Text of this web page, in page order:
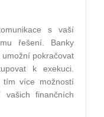
s vaší
řešení. Banky
pokračovat
k exekuci.
více možností
finančních